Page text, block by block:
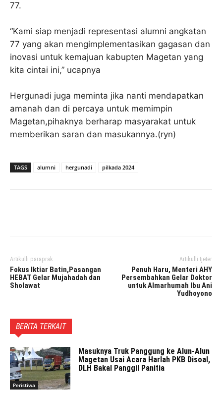
77.
“Kami siap menjadi representasi alumni angkatan
77 yang akan mengimplementasikan gagasan dan
inovasi untuk kemajuan kabupten Magetan yang
kita cintai ini,” ucapnya
Hergunadi juga meminta jika nanti mendapatkan
amanah dan di percaya untuk memimpin
Magetan,pihaknya berharap masyarakat untuk
memberikan saran dan masukannya.(ryn)
TAGS alumni hergunadi pilkada 2024
Artikulli paraprak
Fokus Iktiar Batin,Pasangan
HEBAT Gelar Mujahadah dan
Sholawat
Artikulli tjetër
Penuh Haru, Menteri AHY
Persembahkan Gelar Doktor
untuk Almarhumah Ibu Ani
Yudhoyono
BERITA TERKAIT
Peristiwa
Masuknya Truk Panggung ke Alun-Alun
Magetan Usai Acara Harlah PKB Disoal,
DLH Bakal Panggil Panitia